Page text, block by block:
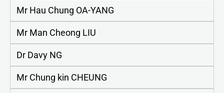
Mr Hau Chung OA-YANG
Mr Man Cheong LIU
Dr Davy NG
Mr Chung kin CHEUNG